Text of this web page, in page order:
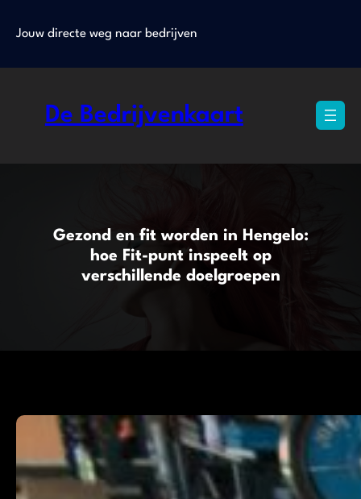
naarJouw directe weg naar bedrijven
De Bedrijvenkaart
Gezond en fit worden in Hengelo:
hoe Fit-punt inspeelt op
verschillende doelgroepen